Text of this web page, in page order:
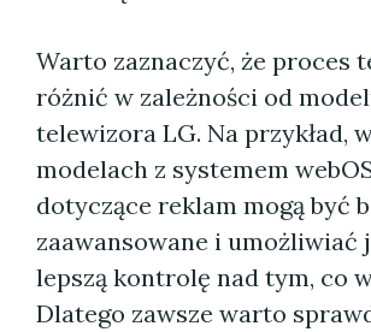
Warto zaznaczyć, że proces
różnić w zależności od
telewizora LG. Na przykład,
modelach z systemem
dotyczące reklam mogą być
zaawansowane i umożliwiać
lepszą kontrolę nad tym, co
Dlatego zawsze warto